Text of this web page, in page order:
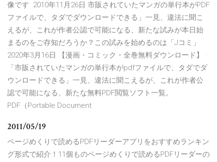
像です 2010年11月26日 市販されていたマンガの単行本がPDF
ファイルで、タダでダウンロードできる」一見、違法に聞こ
えるが、これが作者公認で可能になる、新たな試みが本日始
まるのをご存知だろうか？この試みを始めるのは「Jコミ」
2020年3月16日 【漫画・コミック・全巻無料ダウンロード】 ·
「市販されていたマンガの単行本がpdfファイルで、タダでダ
ウンロードできる」一見、違法に聞こえるが、これが作者公
認で可能になる、新たな無料PDF閲覧ソフト一覧。
PDF（Portable Document
2011/05/19
ページめくりで読めるPDFリーダーアプリをおすすめランキン
グ形式で紹介！11個ものページめくりで読めるPDFリーダーの